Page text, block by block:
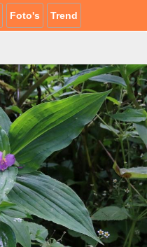
Foto's Trend